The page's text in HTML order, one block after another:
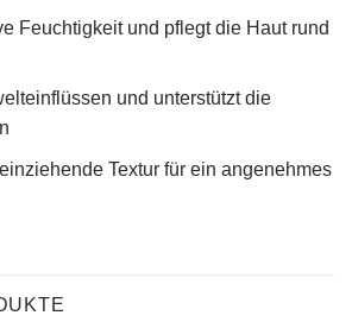
Feuchtigkeit und pflegt die Haut rund
und unterstützt die
Textur für ein angenehmes